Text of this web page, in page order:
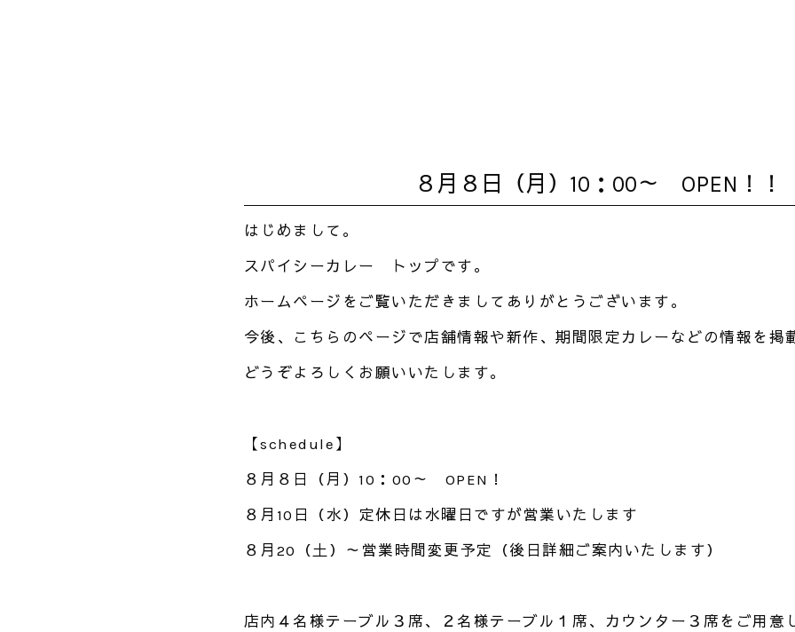
８月８日（月）10：00～ OPEN！！
はじめまして。
スパイシーカレー トップです。
ホームページをご覧いただきましてありがとうございます。
今後、こちらのページで店舗情報や新作、期間限定カレーなどの情報を掲
どうぞよろしくお願いいたします。
【schedule】
８月８日（月）10：00～ OPEN！
８月10日（水）定休日は水曜日ですが営業いたします
８月20（土）～営業時間変更予定（後日詳細ご案内いたします）
店内４名様テーブル３席、２名様テーブル１席、カウンター３席をご用意